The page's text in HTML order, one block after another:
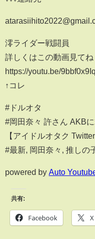
澪ライダー戦闘員
詳しくはこの動画見てね
https://youtu.be/
↑コレ
#ドルオタ
#岡田奈々 許さん AKB
【アイドルオタク
#最新, 岡田奈々, 推しの
powered by Auto
共有:
Facebook X